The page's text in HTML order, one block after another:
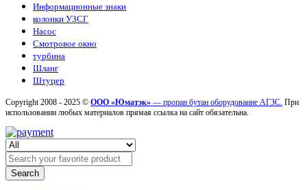
Информационные знаки
колонки УЗСГ
Насос
Смотровое окно
турбина
Шланг
Штуцер
Copyright 2008 - 2025 © ООО «Юматэк» — пропан бутан оборудование АГЗС. При
использовании любых материалов прямая ссылка на сайт обязательна.
Search